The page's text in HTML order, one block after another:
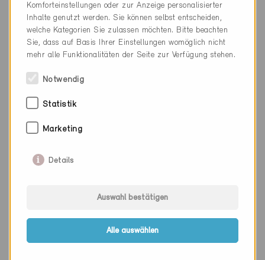
Kanton Neuenburg
Webseite www.dpcsa.ch
Firma
PLZ
www.gaille.ch
Firma
Komforteinstellungen oder zur Anzeige personalisierter
Inhalte genutzt werden. Sie können selbst entscheiden,
welche Kategorien Sie zulassen möchten. Bitte beachten
Sie, dass auf Basis Ihrer Einstellungen womöglich nicht
mehr alle Funktionalitäten der Seite zur Verfügung stehen.
Notwendig
Statistik
Marketing
Details
Auswahl bestätigen
Alle auswählen